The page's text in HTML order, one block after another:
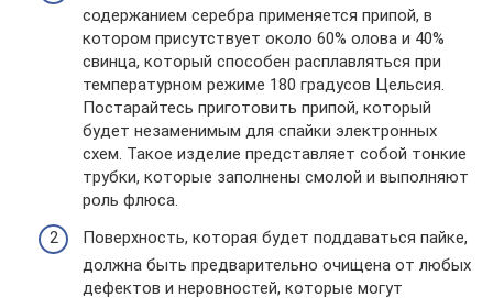
содержанием серебра применяется припой, в
котором присутствует около 60% олова и 40%
свинца, который способен расплавляться при
температурном режиме 180 градусов Цельсия.
Постарайтесь приготовить припой, который
будет незаменимым для спайки электронных
схем. Такое изделие представляет собой тонкие
трубки, которые заполнены смолой и выполняют
роль флюса.
Поверхность, которая будет поддаваться пайке,
должна быть предварительно очищена от любых
дефектов и неровностей, которые могут